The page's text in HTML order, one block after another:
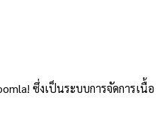
ซึ่งเป็นระบบการจัดการเนื้อ